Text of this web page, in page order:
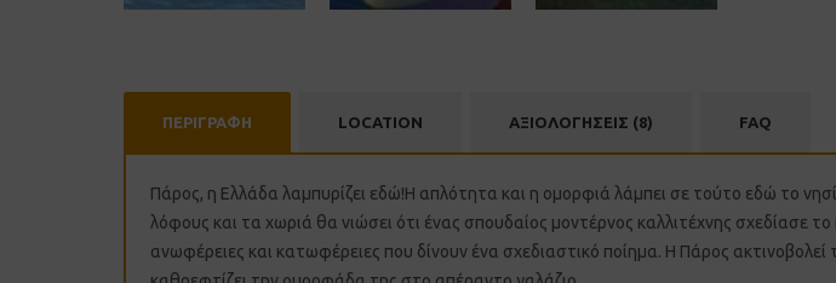
ΠΕΡΙΓΡΑΦΗ LOCATION ΑΞΙΟΛΟΓΗΣΕΙΣ (8) FAQ
Πάρος, η Ελλάδα λαμπυρίζει εδώ!Η απλότητα και η ομορφιά λάμπει σε τούτο εδώ το
λόφους και τα χωριά θα νιώσει ότι ένας σπουδαίος μοντέρνος καλλιτέχνης σχεδίασε
ανωφέρειες και κατωφέρειες που δίνουν ένα σχεδιαστικό ποίημα. Η Πάρος ακτινοβολεί